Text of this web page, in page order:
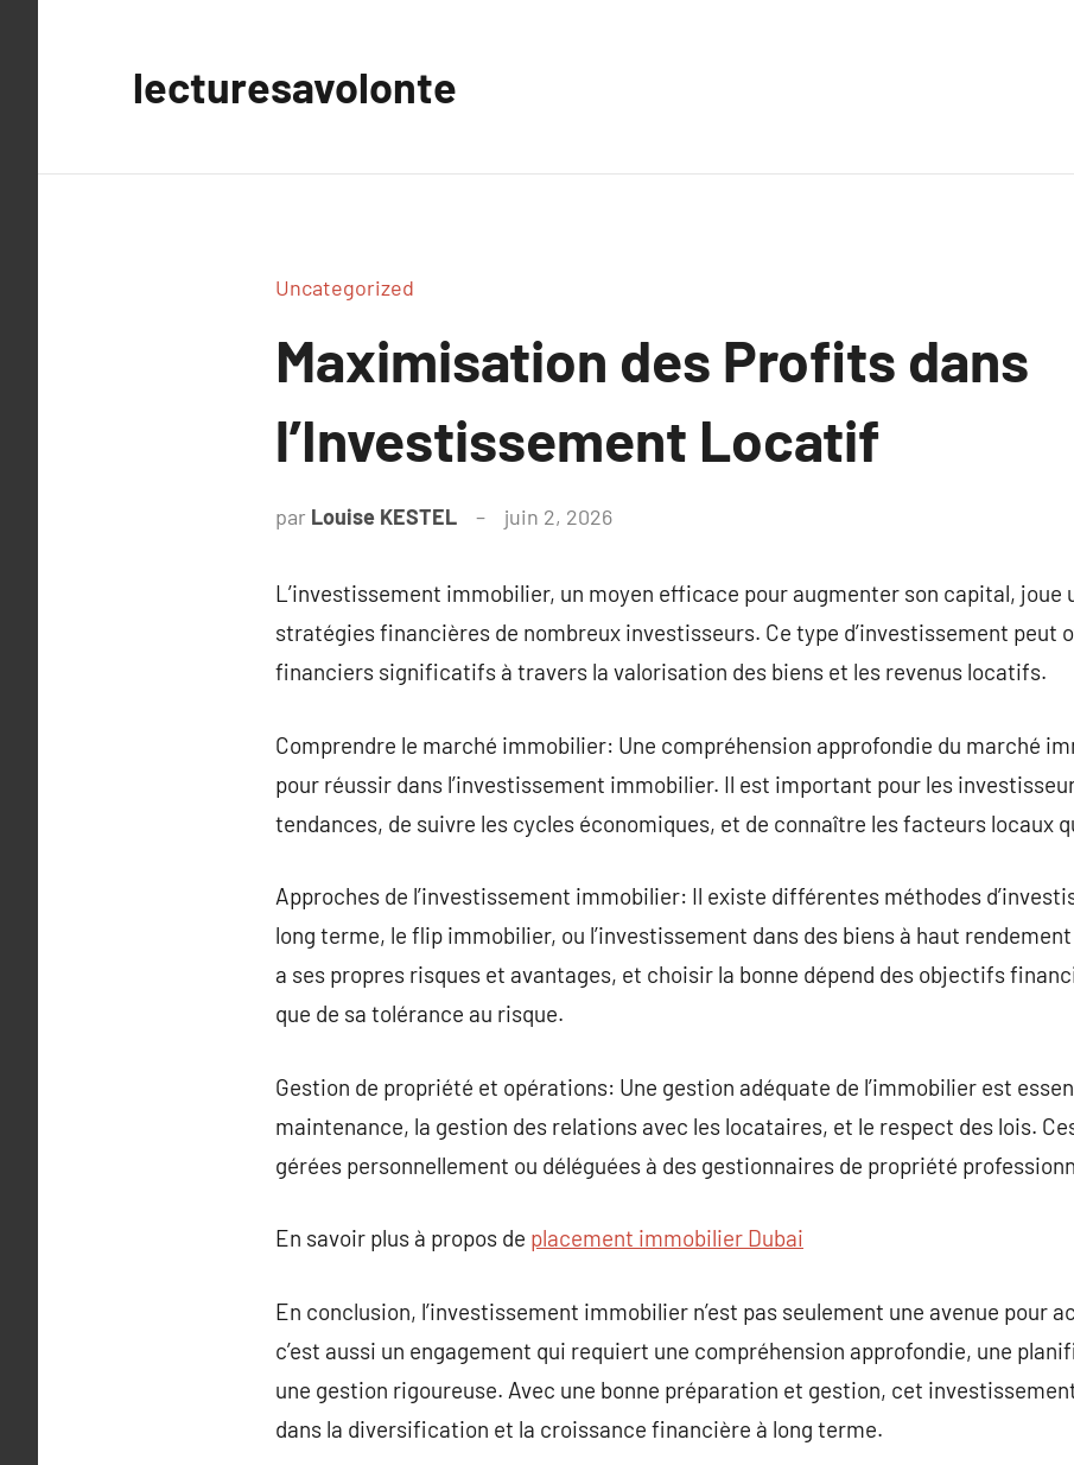
lecturesavolonte
Uncategorized
Maximisation des Profits dans
l’Investissement Locatif
par Louise KESTEL juin 2, 2026
L’investissement immobilier, un moyen efficace pour augmenter son capital, joue
stratégies financières de nombreux investisseurs. Ce type d’investissement peut
financiers significatifs à travers la valorisation des biens et les revenus locatifs.
Comprendre le marché immobilier: Une compréhension approfondie du marché
pour réussir dans l’investissement immobilier. Il est important pour les
tendances, de suivre les cycles économiques, et de connaître les facteurs locaux
Approches de l’investissement immobilier: Il existe différentes méthodes
long terme, le flip immobilier, ou l’investissement dans des biens à haut
a ses propres risques et avantages, et choisir la bonne dépend des objectifs
que de sa tolérance au risque.
Gestion de propriété et opérations: Une gestion adéquate de l’immobilier est
maintenance, la gestion des relations avec les locataires, et le respect des lois.
gérées personnellement ou déléguées à des gestionnaires de propriété
En savoir plus à propos de placement immobilier Dubai
En conclusion, l’investissement immobilier n’est pas seulement une avenue pour
c’est aussi un engagement qui requiert une compréhension approfondie, une
une gestion rigoureuse. Avec une bonne préparation et gestion, cet
dans la diversification et la croissance financière à long terme.